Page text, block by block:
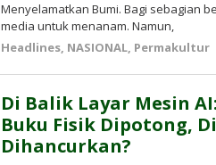
Menyelamatkan Bumi. Bagi sebagian
media untuk menanam. Namun,
Headlines, NASIONAL, Permakultur
Di Balik Layar Mesin
Buku Fisik Dipotong,
Dihancurkan?